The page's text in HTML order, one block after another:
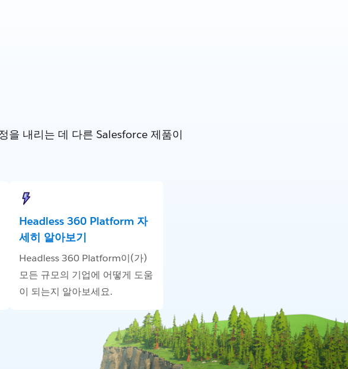
을 내리는 데 다른 Salesforce 제품이
Headless 360 Platform 자
세히 알아보기
Headless 360 Platform이(가)
모든 규모의 기업에 어떻게 도움
이 되는지 알아보세요.